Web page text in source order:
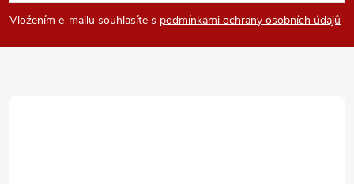
p
a
Vložením e-mailu souhlasíte s podmínkami ochrany osobních údajů